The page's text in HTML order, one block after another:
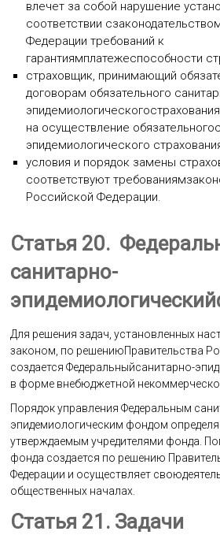
влечет за собой нарушение
соответствии
Федерации требований к
гарантиямплатежеспособности
страховщик, принимающий
договорам обязательного
на осуществление
эпидемиологического
условия и порядок замены
соответствуют
Российской Федерации.
Статья 20.
санитарно-
Для решения задач, установленных
законом, по решениюПравительства
создается Федеральныйсанитарно-
в форме внебюджетной
Порядок управления Федеральным
эпидемиологическим фондом
утверждаемым учредителями фонда.
фонда создается по решению
Федерации и осуществляет
общественных началах.
Статья 21. Задачи